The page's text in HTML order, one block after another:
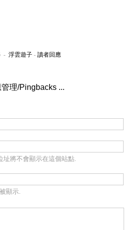
- 浮雲遊子 - 讀者回應
理/Pingbacks ...
址將不會顯示在這個站點.
顯示.